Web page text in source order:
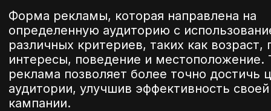
Форма рекламы, которая направлена на
определенную аудиторию с
различных критериев, таких как возраст,
интересы, поведение и местоположение.
реклама позволяет более точно достичь
аудитории, улучшив эффективность своей
кампании.